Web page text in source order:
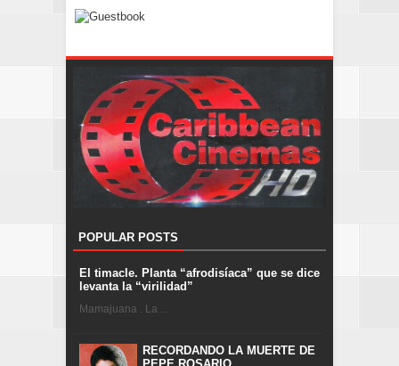
POPULAR POSTS
El timacle. Planta “afrodisíaca” que se dice
levanta la “virilidad”
Mamajuana . La ...
RECORDANDO LA MUERTE DE